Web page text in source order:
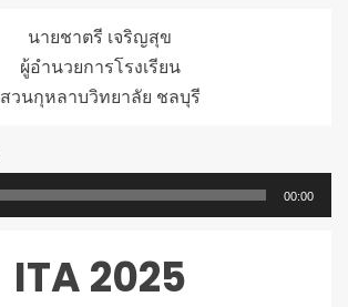
นายชาตรี เจริญสุข
ผู้อำนวยการโรงเรียน
สวนกุหลาบวิทยาลัย ชลบุรี
00:00
ITA 2025